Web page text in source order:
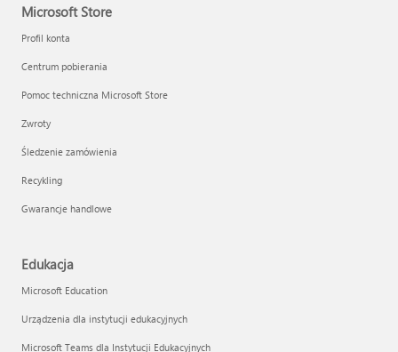
Microsoft Store
Profil konta
Centrum pobierania
Pomoc techniczna Microsoft Store
Zwroty
Śledzenie zamówienia
Recykling
Gwarancje handlowe
Edukacja
Microsoft Education
Urządzenia dla instytucji edukacyjnych
Microsoft Teams dla Instytucji Edukacyjnych